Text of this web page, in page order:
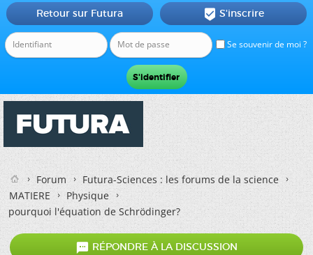
Se souvenir de moi ?
Retour sur Futura  S'inscrire
Forum
Futura-Sciences : les forums de la science
MATIERE
Physique
pourquoi l'équation de Schrödinger?
 RÉPONDRE À LA DISCUSSION